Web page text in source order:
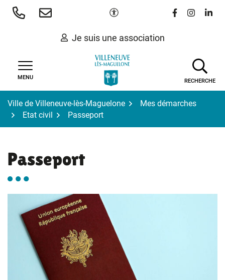
Aller
Paramètres d'accessibilité
Lien vers le
Lien vers
Lien
Je suis une association
MENU
RECHERCHE
Ville de Villeneuve-lès-Maguelone
Mes démarches
Etat civil
Passeport
Passeport